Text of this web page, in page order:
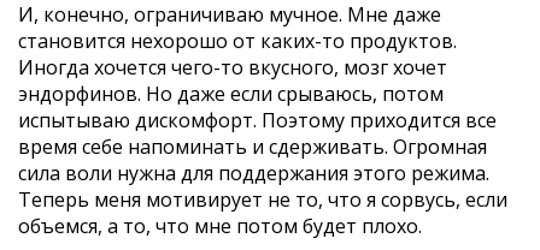
И, конечно, ограничиваю мучное. Мне даже
становится нехорошо от каких-то продуктов.
Иногда хочется чего-то вкусного, мозг хочет
эндорфинов. Но даже если срываюсь, потом
испытываю дискомфорт. Поэтому приходится все
время себе напоминать и сдерживать. Огромная
сила воли нужна для поддержания этого режима.
Теперь меня мотивирует не то, что я сорвусь, если
объемся, а то, что мне потом будет плохо.